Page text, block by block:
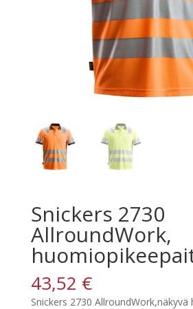
Snickers 2730
AllroundWork,
43,52 €
Snickers 2730